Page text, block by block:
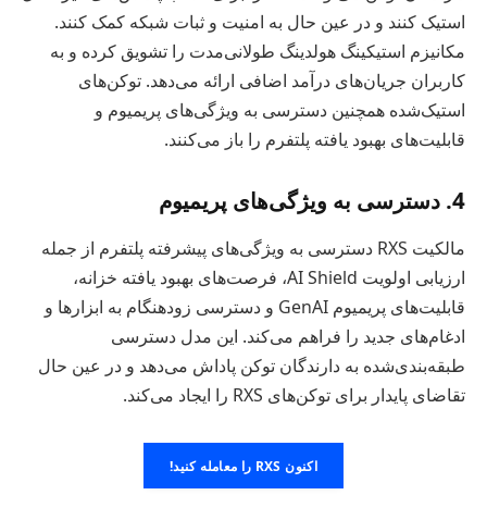
استیک کنند و در عین حال به امنیت و ثبات شبکه کمک کنند.
مکانیزم استیکینگ هولدینگ طولانی‌مدت را تشویق کرده و به
کاربران جریان‌های درآمد اضافی ارائه می‌دهد. توکن‌های
استیک‌شده همچنین دسترسی به ویژگی‌های پریمیوم و
قابلیت‌های بهبود یافته پلتفرم را باز می‌کنند.
4. دسترسی به ویژگی‌های پریمیوم
مالکیت RXS دسترسی به ویژگی‌های پیشرفته پلتفرم از جمله
ارزیابی اولویت AI Shield، فرصت‌های بهبود یافته خزانه،
قابلیت‌های پریمیوم GenAI و دسترسی زودهنگام به ابزارها و
ادغام‌های جدید را فراهم می‌کند. این مدل دسترسی
طبقه‌بندی‌شده به دارندگان توکن پاداش می‌دهد و در عین حال
تقاضای پایدار برای توکن‌های RXS را ایجاد می‌کند.
اکنون RXS را معامله کنید!